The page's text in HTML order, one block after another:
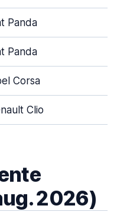
Panda
Panda
Corsa
Clio
2026)